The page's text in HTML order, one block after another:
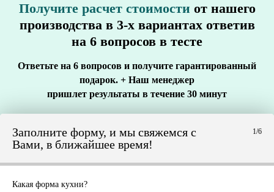
Получите расчет стоимости от нашего
производства в 3-х вариантах ответив
на 6 вопросов в тесте
Ответьте на 6 вопросов и получите гарантированный
подарок. + Наш менеджер
пришлет результаты в течение 30 минут
Заполните форму, и мы свяжемся с
Вами, в ближайшее время!
1/6
Какая форма кухни?